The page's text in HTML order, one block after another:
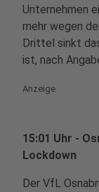
Unternehmen
mehr wegen
Drittel sinkt
ist, nach
Anzeige
15:01 Uhr -
Lockdown
Der VfL